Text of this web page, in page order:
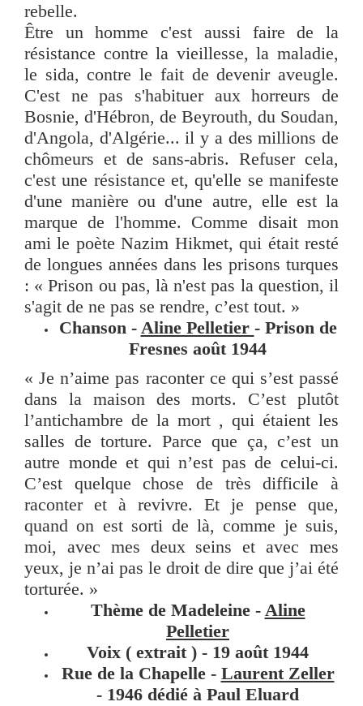
rebelle.
Être un homme c'est aussi faire de la
résistance contre la vieillesse, la maladie,
le sida, contre le fait de devenir aveugle.
C'est ne pas s'habituer aux horreurs de
Bosnie, d'Hébron, de Beyrouth, du Soudan,
d'Angola, d'Algérie... il y a des millions de
chômeurs et de sans-abris. Refuser cela,
c'est une résistance et, qu'elle se manifeste
d'une manière ou d'une autre, elle est la
marque de l'homme. Comme disait mon
ami le poète Nazim Hikmet, qui était resté
de longues années dans les prisons turques
: « Prison ou pas, là n'est pas la question, il
s'agit de ne pas se rendre, c’est tout. »
Chanson - Aline Pelletier - Prison de
Fresnes août 1944
« Je n’aime pas raconter ce qui s’est passé
dans la maison des morts. C’est plutôt
l’antichambre de la mort , qui étaient les
salles de torture. Parce que ça, c’est un
autre monde et qui n’est pas de celui-ci.
C’est quelque chose de très difficile à
raconter et à revivre. Et je pense que,
quand on est sorti de là, comme je suis,
moi, avec mes deux seins et avec mes
yeux, je n’ai pas le droit de dire que j’ai été
torturée. »
Thème de Madeleine - Aline
Pelletier
Voix ( extrait ) - 19 août 1944
Rue de la Chapelle - Laurent Zeller
- 1946 dédié à Paul Eluard